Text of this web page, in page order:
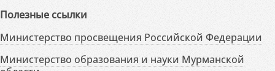
Полезные ссылки
Министерство просвещения Российской Федерации
Министерство образования и науки Мурманской